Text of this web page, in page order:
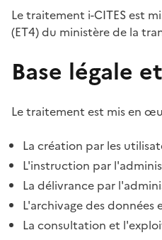
Le traitement i-CITES est
(ET4) du ministère de la
Base légale
Le traitement est mis en
La création par les
L'instruction par
La délivrance par
L'archivage des données
La consultation et